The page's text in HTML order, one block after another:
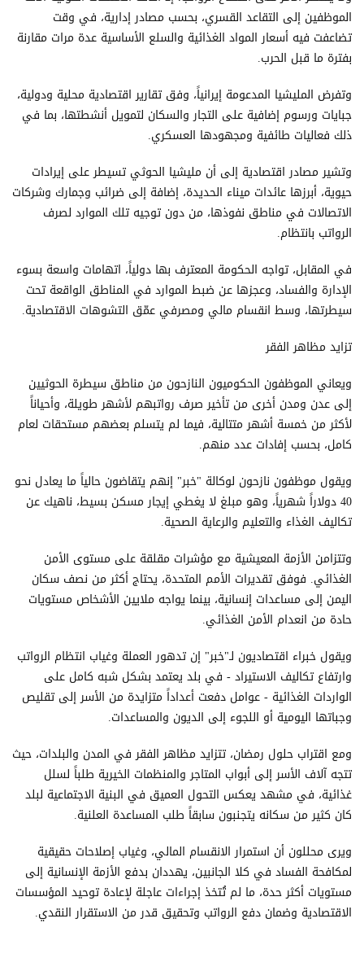
الموظفين إلى التقاعد القسري، بحسب مصادر إدارية، في وقت
تضاعفت فيه أسعار المواد الغذائية والسلع الأساسية عدة مرات مقارنة
بفترة ما قبل الحرب.
وتفرض المليشيا المدعومة إيرانياً، وفق تقارير اقتصادية محلية ودولية،
جبايات ورسوم إضافية على التجار والسكان لتمويل أنشطتها، بما في
ذلك فعاليات طائفية ومجهودها العسكري.
وتشير مصادر اقتصادية إلى أن مليشيا الحوثي تسيطر على إيرادات
حيوية، أبرزها عائدات ميناء الحديدة، إضافة إلى ضرائب وجمارك وشركات
الاتصالات في مناطق نفوذها، من دون توجيه تلك الموارد لصرف
الرواتب بانتظام.
في المقابل، تواجه الحكومة المعترف بها دولياً، اتهامات واسعة بسوء
الإدارة والفساد، وعجزها عن ضبط الموارد في المناطق الواقعة تحت
سيطرتها، وسط انقسام مالي ومصرفي عمّق التشوهات الاقتصادية.
تزايد مظاهر الفقر
ويعاني الموظفون الحكوميون النازحون من مناطق سيطرة الحوثيين
إلى عدن ومدن أخرى من تأخير صرف رواتبهم لأشهر طويلة، وأحياناً
لأكثر من خمسة أشهر متتالية، فيما لم يتسلم بعضهم مستحقات لعام
كامل، بحسب إفادات عدد منهم.
ويقول موظفون نازحون لوكالة "خبر" إنهم يتقاضون حالياً ما يعادل نحو
40 دولاراً شهرياً، وهو مبلغ لا يغطي إيجار مسكن بسيط، ناهيك عن
تكاليف الغذاء والتعليم والرعاية الصحية.
وتتزامن الأزمة المعيشية مع مؤشرات مقلقة على مستوى الأمن
الغذائي. فوفق تقديرات الأمم المتحدة، يحتاج أكثر من نصف سكان
اليمن إلى مساعدات إنسانية، بينما يواجه ملايين الأشخاص مستويات
حادة من انعدام الأمن الغذائي.
ويقول خبراء اقتصاديون لـ"خبر" إن تدهور العملة وغياب انتظام الرواتب
وارتفاع تكاليف الاستيراد - في بلد يعتمد بشكل شبه كامل على
الواردات الغذائية - عوامل دفعت أعداداً متزايدة من الأسر إلى تقليص
وجباتها اليومية أو اللجوء إلى الديون والمساعدات.
ومع اقتراب حلول رمضان، تتزايد مظاهر الفقر في المدن والبلدات، حيث
تتجه آلاف الأسر إلى أبواب المتاجر والمنظمات الخيرية طلباً لسلل
غذائية، في مشهد يعكس التحول العميق في البنية الاجتماعية لبلد
كان كثير من سكانه يتجنبون سابقاً طلب المساعدة العلنية.
ويرى محللون أن استمرار الانقسام المالي، وغياب إصلاحات حقيقية
لمكافحة الفساد في كلا الجانبين، يهددان بدفع الأزمة الإنسانية إلى
مستويات أكثر حدة، ما لم تُتخذ إجراءات عاجلة لإعادة توحيد المؤسسات
الاقتصادية وضمان دفع الرواتب وتحقيق قدر من الاستقرار النقدي.